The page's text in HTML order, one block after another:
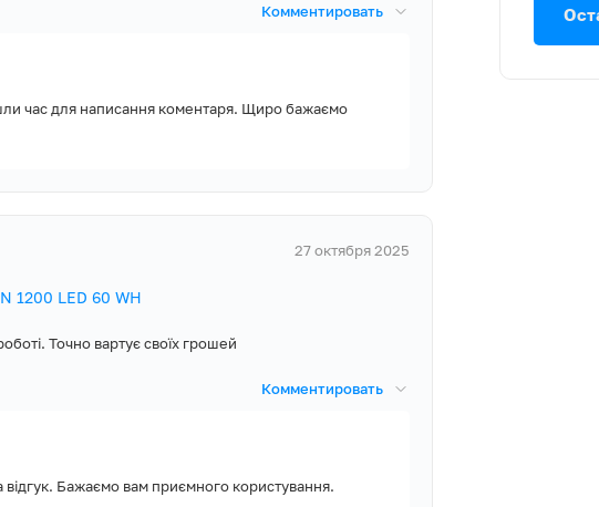
щоб
сімейний
в кухні!
чи будинку.
повітря без
сторонні
Комментировать
час для написання коментаря. Щиро бажаємо
27 октября 2025
1200 LED 60 WH
Точно вартує своїх грошей
Комментировать
Бажаємо вам приємного користування.